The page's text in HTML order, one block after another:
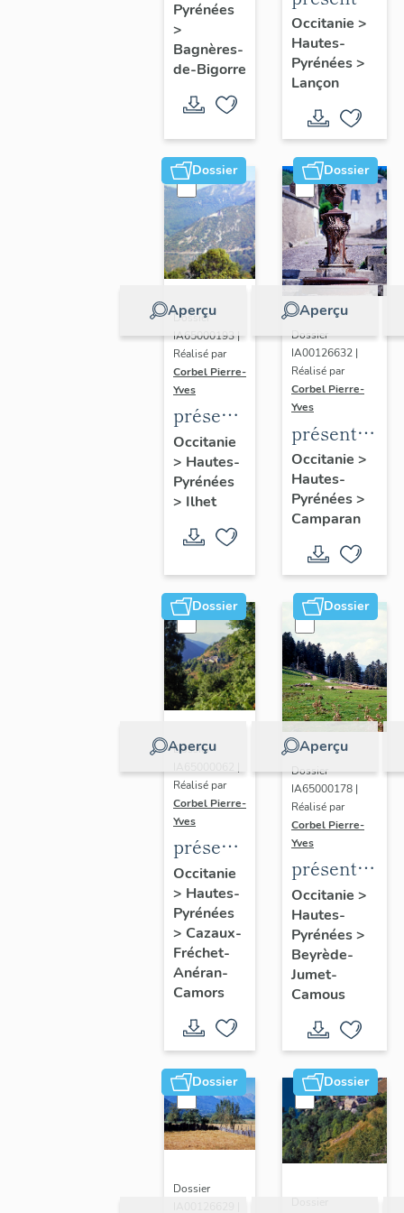
de
Bagnères-
de-
Bigorre
Pyrénées
>
Bagnères-
de-Bigorre
de la
commune
Occitanie >
Hautes-
Pyrénées>
Lançon
Dossier
Aperçu
Dossier
IA65000193 |
Réalisé par
Corbel Pierre-
Yves
présentation
de la
commune
Occitanie
> Hautes-
Pyrénées
> Ilhet
Dossier
Aperçu
Dossier
IA00126632 |
Réalisé par
Corbel Pierre-
Yves
présentation
de la
commune
Occitanie >
Hautes-
Pyrénées>
Camparan
Dossier
Aperçu
Dossier
Réalisé par
Corbel Pierre-
Yves
présentation
de la
commune
Occitanie
> Hautes-
Pyrénées
> Cazaux-
Fréchet-
Anéran-
Camors
Dossier
Aperçu
Dossier
IA65000178 |
Réalisé par
Corbel Pierre-
Yves
présentation
de la
commune
Occitanie >
Hautes-
Pyrénées>
Beyrède-
Jumet-
Camous
Dossier
Dossier
Dossier